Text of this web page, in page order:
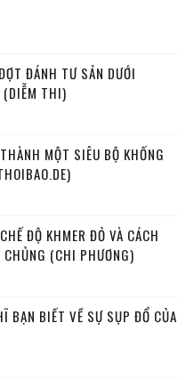
ĐÁNH TƯ SẢN DƯỚI
(DIỄM THI)
MỘT SIÊU BỘ KHỐNG
ĐỘ KHMER ĐỎ VÀ CÁCH
(CHI PHƯƠNG)
BẠN BIẾT VỀ SỰ SỤP ĐỔ CỦA